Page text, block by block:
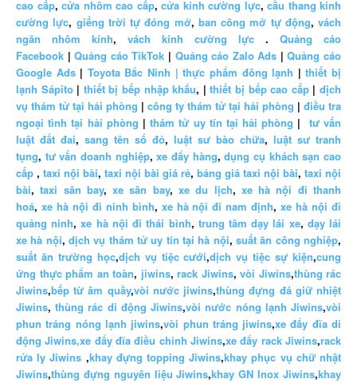
cao cấp, cửa nhôm cao cấp, cửa kính cường lực, cầu thang kính
cường lực, giếng trời tự đóng mở, ban công mở tự động, vách
ngăn nhôm kính, vách kính cường lực . Quảng cáo
Facebook |Quảng cáo TikTok | Quảng cáo Zalo Ads |Quảng cáo
Google Ads| Toyota Bắc Ninh | thực phẩm đông lạnh |thiết bị
lạnh Sápito | thiết bị bếp nhập khẩu, |thiết bị bếp cao cấp|dịch
vụ thám tử tại hải phòng | công ty thám tử tại hải phòng | điều tra
ngoại tình tại hải phòng |thám tử uy tín tại hải phòng | tư vấn
luật đất đai, sang tên sổ đỏ, luật sư bào chữa, luật sư tranh
tụng, tư vấn doanh nghiệp,xe đẩy hàng,dụng cụ khách sạn cao
cấp , taxi nội bài, taxi nội bài giá rẻ, bảng giá taxi nội bài, taxi nội
bài,taxi sân bay,xe sân bay,xe du lịch, xe hà nội đi thanh
hoá, xe hà nội đi ninh bình, xe hà nội đi nam định,xe hà nội đi
quảng ninh,xe hà nội đi thái bình, trung tâm dạy lái xe, dạy lái
xe hà nội,dịch vụ thám tử uy tín tại hà nội,suất ăn công nghiệp,
suất ăn trường học,dịch vụ tiệc cưới,dịch vụ tiệc sự kiện,cung
ứng thực phẩm an toàn, jiwins, rack Jiwins, vòi Jiwins,thùng rác
Jiwins,bếp từ âm quầy,vòi nước jiwins,thùng đựng đá giữ nhiệt
Jiwins,thùng rác di động Jiwins,vòi nước nóng lạnh Jiwins,vòi
phun tráng nóng lạnh jiwins,vòi phun tráng jiwins,xe đẩy đĩa di
động Jiwins,xe đẩy đĩa điều chỉnh Jiwins,xe đẩy rack Jiwins,rack
rửa ly Jiwins ,khay đựng topping Jiwins,khay phục vụ chữ nhật
Jiwins,thùng đựng nguyên liệu Jiwins,khay GN Inox Jiwins,khay